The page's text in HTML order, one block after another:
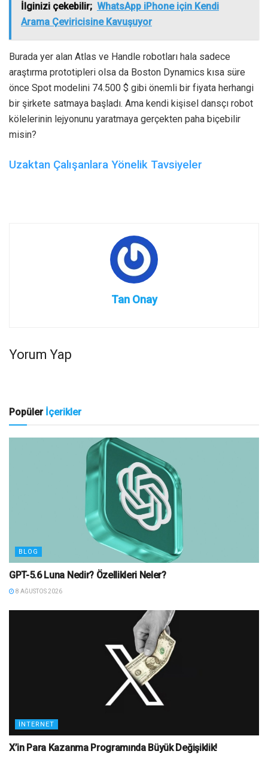
İlginizi çekebilir; WhatsApp iPhone için Kendi
Arama Çeviricisine Kavuşuyor
Burada yer alan Atlas ve Handle robotları hala sadece
araştırma prototipleri olsa da Boston Dynamics kısa süre
önce Spot modelini 74.500 $ gibi önemli bir fiyata herhangi
bir şirkete satmaya başladı. Ama kendi kişisel dansçı robot
kölelerinin lejyonunu yaratmaya gerçekten paha biçebilir
misin?
Uzaktan Çalışanlara Yönelik Tavsiyeler
Tan Onay
Yorum Yap
Popüler İçerikler
BLOG
GPT-5.6 Luna Nedir? Özellikleri Neler?
8 AĞUSTOS 2026
İNTERNET
X’in Para Kazanma Programında Büyük Değişiklik!